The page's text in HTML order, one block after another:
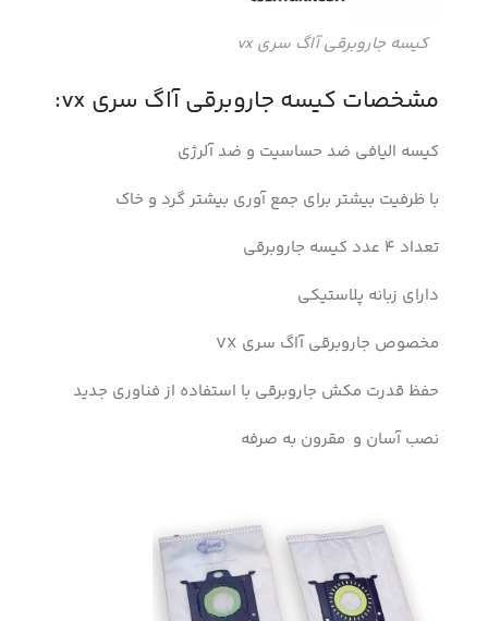
کیسه جاروبرقی آاگ سری vx
مشخصات کیسه جاروبرقی آاگ سری vx:
کیسه الیافی ضد حساسیت و ضد آلرژی
با ظرفیت بیشتر برای جمع آوری بیشتر گرد و خاک
تعداد 4 عدد کیسه جاروبرقی
دارای زبانه پلاستیکی
مخصوص جاروبرقی آاگ سری VX
حفظ قدرت مکش جاروبرقی با استفاده از فناوری جدید
نصب آسان و مقرون به صرفه